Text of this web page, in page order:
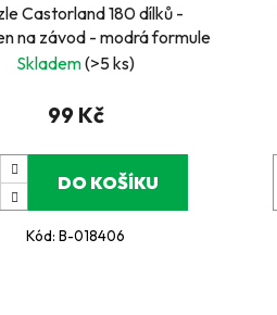
Castorland 180 dílků -
na závod - modrá formule
Skladem(>5 ks)
99 Kč
DO KOŠÍKU
Kód:B-018406